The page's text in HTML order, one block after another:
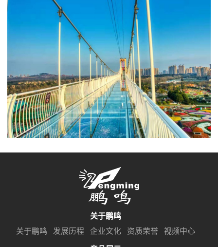
关于鹏鸣
关于鹏鸣
发展历程 企业文化 资质荣誉 视频中心